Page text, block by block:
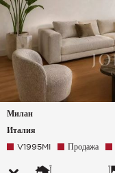
Милан
Италия
V1995MI Продажа